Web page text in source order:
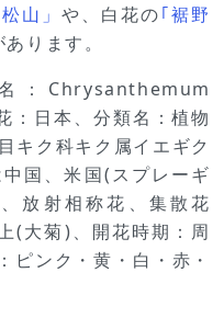
松山」や、白花の｢裾野
あります。
Chrysanthemum
日本、分類名：植物
キク科キク属イエギク
国、米国(スプレーギ
放射相称花、集散花
(大菊)、開花時期：周
ピンク・黄・白・赤・